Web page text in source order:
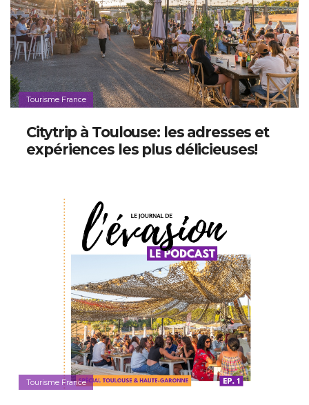
Tourisme France
Citytrip à Toulouse: les adresses et
expériences les plus délicieuses!
Tourisme France